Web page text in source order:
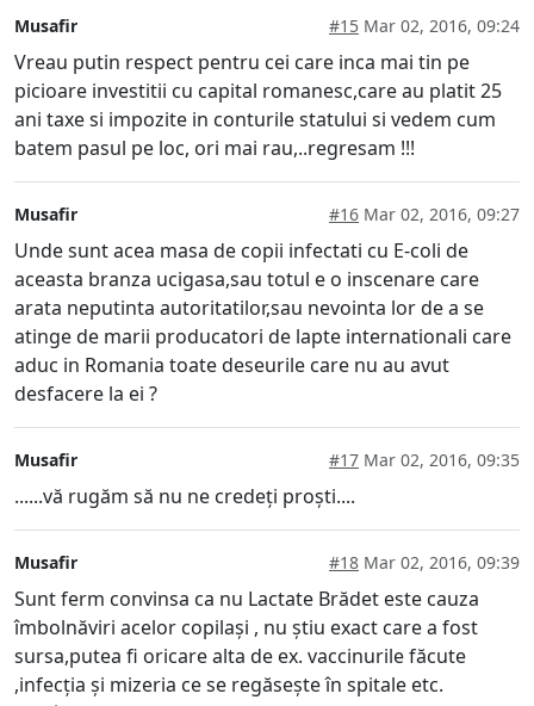
Musafir #15 Mar 02, 2016, 09:24
Vreau putin respect pentru cei care inca mai tin pe
picioare investitii cu capital romanesc,care au platit 25
ani taxe si impozite in conturile statului si vedem cum
batem pasul pe loc, ori mai rau,..regresam !!!
Musafir #16 Mar 02, 2016, 09:27
Unde sunt acea masa de copii infectati cu E-coli de
aceasta branza ucigasa,sau totul e o inscenare care
arata neputinta autoritatilor,sau nevointa lor de a se
atinge de marii producatori de lapte internationali care
aduc in Romania toate deseurile care nu au avut
desfacere la ei ?
Musafir #17 Mar 02, 2016, 09:35
......vă rugăm să nu ne credeți proști....
Musafir #18 Mar 02, 2016, 09:39
Sunt ferm convinsa ca nu Lactate Brădet este cauza
îmbolnăviri acelor copilași , nu știu exact care a fost
sursa,putea fi oricare alta de ex. vaccinurile făcute
,infecția și mizeria ce se regăsește în spitale etc.